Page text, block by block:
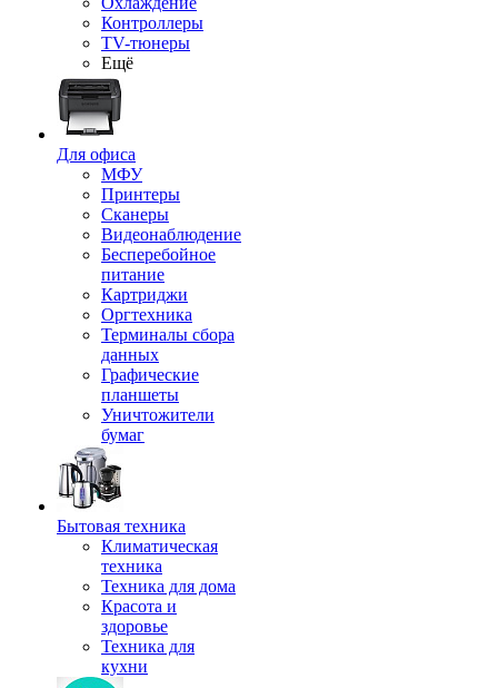
Контроллеры
TV-тюнеры
Ещё
Для офиса
МФУ
Принтеры
Сканеры
Видеонаблюдение
Бесперебойное
питание
Картриджи
Оргтехника
Терминалы сбора
данных
Графические
планшеты
Уничтожители
бумаг
Бытовая техника
Климатическая
техника
Техника для дома
Красота и
здоровье
Техника для
кухни